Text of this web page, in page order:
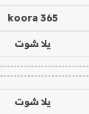
koora 365
يلا شوت
يلا شوت